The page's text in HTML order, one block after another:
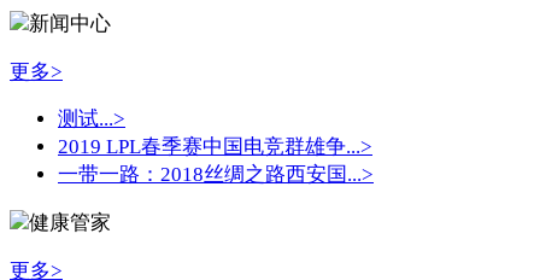
新闻中心
更多>
测试...>
2019 LPL春季赛中国电竞群雄争...>
一带一路：2018丝绸之路西安国...>
健康管家
更多>